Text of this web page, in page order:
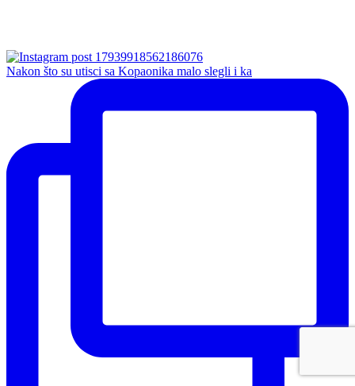
Nakon što su utisci sa Kopaonika malo slegli i ka